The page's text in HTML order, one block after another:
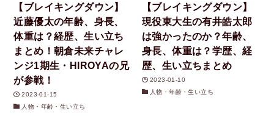
【ブレイキングダウン】
近藤優太の年齢、身長、
体重は？経歴、生い立ち
まとめ！朝倉未来チャレ
ンジ1期生・HIROYAの兄
が参戦！
2023-01-15
人物・年齢・生い立ち
【ブレイキングダウン】
現役東大生の有井皓太郎
は強かったのか？年齢、
身長、体重は？学歴、経
歴、生い立ちまとめ
2023-01-10
人物・年齢・生い立ち